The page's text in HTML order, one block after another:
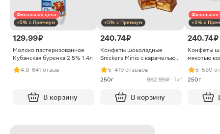
Финальная цена
+5% с Премиум
129.99 ₽
Молоко пастеризованное
Кубанская буренка 2.5% 1.4л
4.8· 641 отзыв
В корзину
+5% с Премиум
240.74 ₽
Конфеты шоколадные
Snickers Minis с карамелью
арахисом и нугой
5· 419 отзывов
250г
962.99 ₽ · 1кг
В корзину
Финальная
+5% с
240.74 ₽
Конфеты
мякотью
5· 580
250г